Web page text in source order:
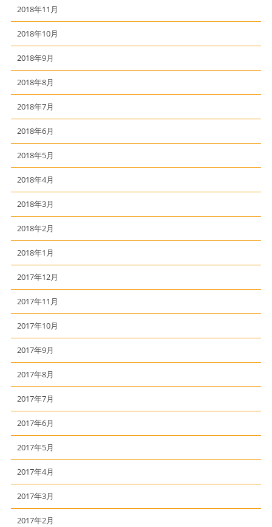
2018年11月
2018年10月
2018年9月
2018年8月
2018年7月
2018年6月
2018年5月
2018年4月
2018年3月
2018年2月
2018年1月
2017年12月
2017年11月
2017年10月
2017年9月
2017年8月
2017年7月
2017年6月
2017年5月
2017年4月
2017年3月
2017年2月